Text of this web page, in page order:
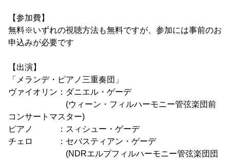
【参加費】
無料※いずれの視聴方法も無料ですが、参加には事前のお
申込みが必要です
【出演】
「メランデ・ピアノ三重奏団」
ヴァイオリン：ダニエル・ゲーデ
(ウィーン・フィルハーモニー管弦楽団前
コンサートマスター)
ピアノ ：スィシュー・ゲーデ
チェロ ：セバスティアン・ゲーデ
(NDRエルプフィルハーモニー管弦楽団団